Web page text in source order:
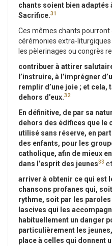
chants soient bien adaptés
Sacrifice.31
Ces mêmes chants pourront
cérémonies extra-
les pèlerinages ou congrès
contribuer à attirer
l’instruire, à l’imprégner
remplir d’une joie ; et cela,
dehors d’eux.32
En définitive, de par sa
dehors des édifices que le
utilisé sans réserve, en
des enfants, pour les
catholique, afin de mieux
dans l’esprit des jeunes33 et
arriver à obtenir ce qui est
chansons profanes qui,
rythme, soit par les
lascives qui les
habituellement un danger
particulièrement les
place à celles qui donnent